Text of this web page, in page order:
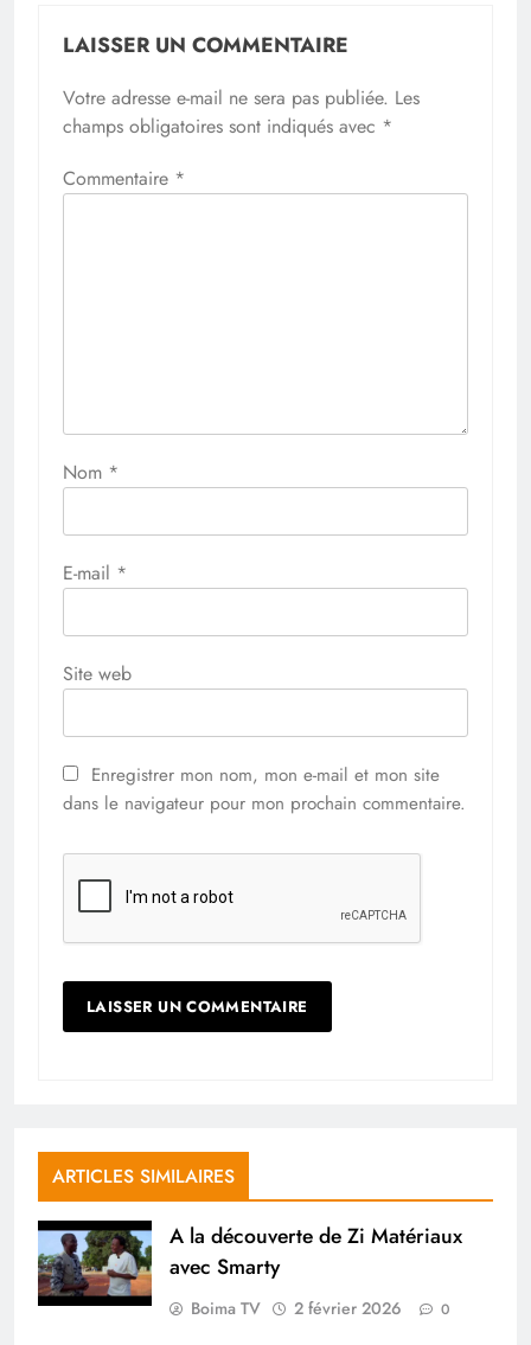
LAISSER UN COMMENTAIRE
Votre adresse e-mail ne sera pas publiée. Les
champs obligatoires sont indiqués avec *
Commentaire *
Nom *
E-mail *
Site web
Enregistrer mon nom, mon e-mail et mon site
dans le navigateur pour mon prochain commentaire.
ARTICLES SIMILAIRES
A la découverte de Zi Matériaux
avec Smarty
Boima TV 2 février 2026 0